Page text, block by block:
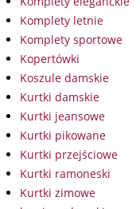
Komplety letnie
Komplety sportowe
Kopertówki
Koszule damskie
Kurtki damskie
Kurtki jeansowe
Kurtki pikowane
Kurtki przejściowe
Kurtki ramoneski
Kurtki zimowe